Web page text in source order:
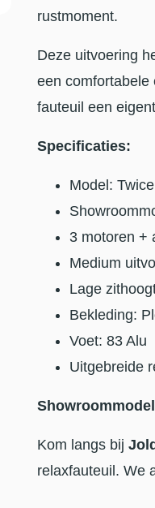
rustmoment.
Deze uitvoering
een comfortabele
fauteuil een
Specificaties:
Model:
3 motoren +
Medium
Lage
Bekleding:
Voet: 83 Alu
Uitgebreide
Kom langs bij
relaxfauteuil. We